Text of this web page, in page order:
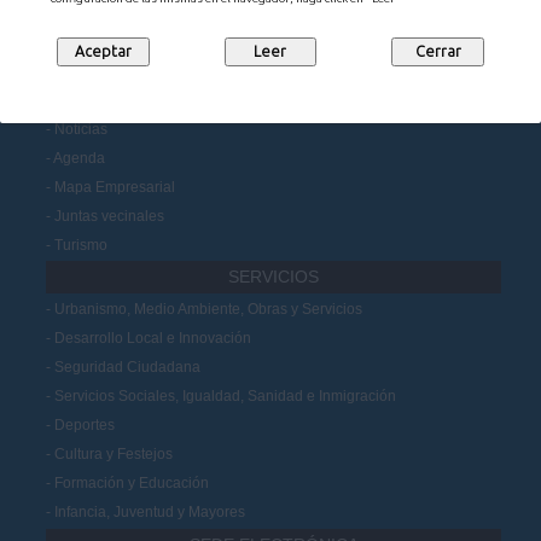
Portal de Transparencia
Datos Abiertos
Participación Ciudadana
Noticias
Agenda
Mapa Empresarial
Juntas vecinales
Turismo
SERVICIOS
Urbanismo, Medio Ambiente, Obras y Servicios
Desarrollo Local e Innovación
Seguridad Ciudadana
Servicios Sociales, Igualdad, Sanidad e Inmigración
Deportes
Cultura y Festejos
Formación y Educación
Infancia, Juventud y Mayores